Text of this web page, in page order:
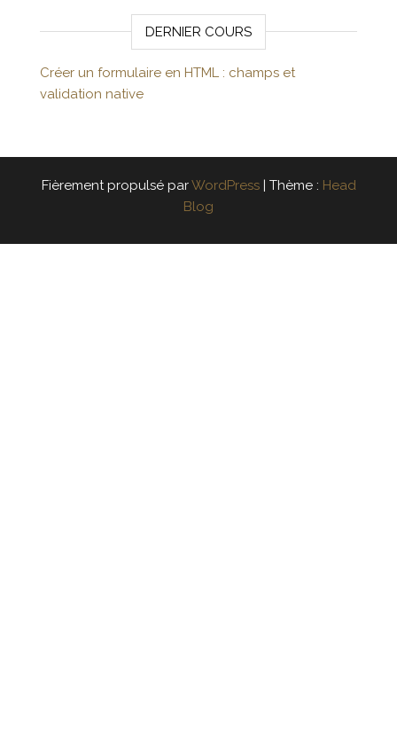
DERNIER COURS
Créer un formulaire en HTML : champs et
validation native
Fièrement propulsé parWordPress | Thème : Head
Blog